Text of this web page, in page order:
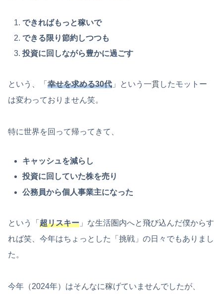
できればもっと稼いで
できる限り節約しつつも
投資に回しながら豊かに過ごす
という、「 幸せを求める30代 」という一貫したモットー
は変わっておりません笑。
特に世界を回って帰ってきて、
キャッシュを減らし
投資に回していた株を売り
公務員から個人事業主になった
という「 超リスキー 」な生活圏内へと飛び込んだ僕からす
れば笑、今年はちょっとした「挑戦」の日々でもありまし
た。
今年（2024年）はそんなに稼げていませんでしたが、